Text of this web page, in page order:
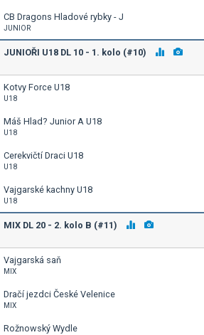
CB Dragons Hladové rybky - J
JUNIOR
JUNIOŘI U18 DL 10 - 1. kolo (#10)
Kotvy Force U18
U18
Máš Hlad? Junior A U18
U18
Cerekvičtí Draci U18
U18
Vajgarské kachny U18
U18
MIX DL 20 - 2. kolo B (#11)
Vajgarská saň
MIX
Dračí jezdci České Velenice
MIX
Rožnowský Wydle